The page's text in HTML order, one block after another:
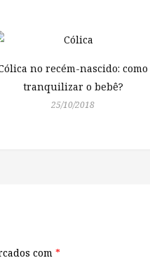
no recém-nascido: como
tranquilizar o bebê?
25/10/2018
com *